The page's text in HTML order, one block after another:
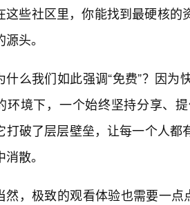
这些社区里，你能找到最硬核的
头。
什么我们如此强调“免费”？因
环境下，一个始终坚持分享、
打破了层层壁垒，让每一个人
散。
然，极致的观看体验也需要一